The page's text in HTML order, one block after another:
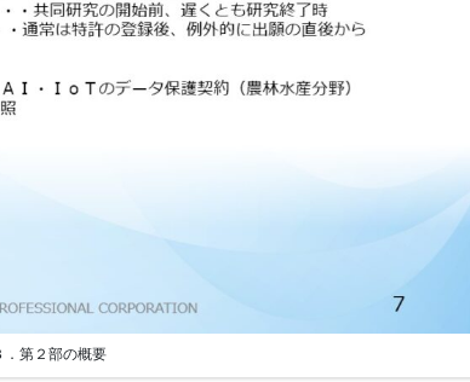
．第２部の概要